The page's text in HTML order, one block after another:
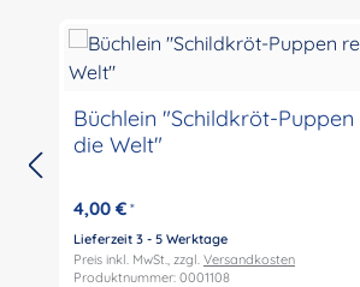
Büchlein "Schildkröt-Puppen
die Welt"
4,00 € *
Lieferzeit 3 - 5 Werktage
Preis inkl. MwSt., zzgl. Versandkosten
Produktnummer: 0001108